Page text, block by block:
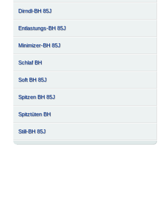
Dirndl-BH 85J
Entlastungs-BH 85J
Minimizer-BH 85J
Schlaf BH
Soft BH 85J
Spitzen BH 85J
Spitztüten BH
Still-BH 85J